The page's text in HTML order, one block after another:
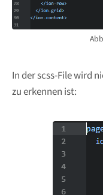
In der scss-File wird
zu erkennen ist: